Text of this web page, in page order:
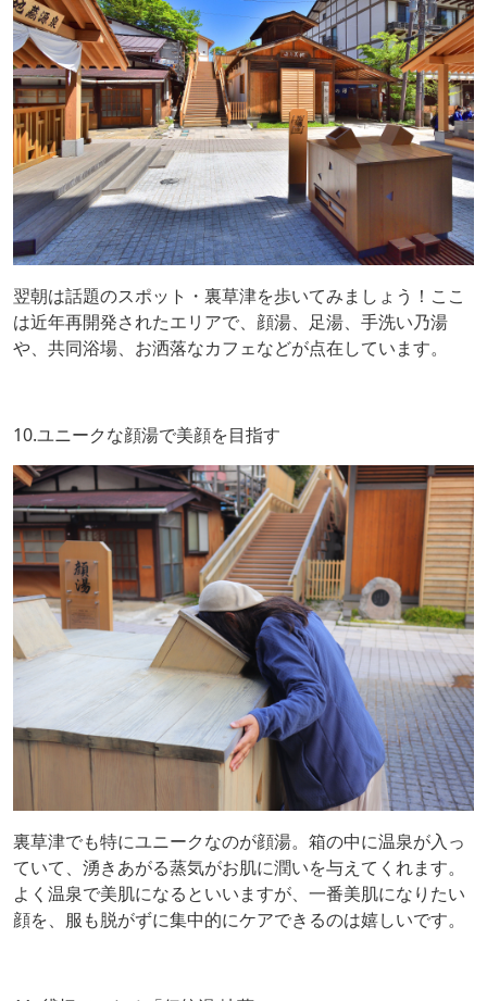
翌朝は話題のスポット・裏草津を歩いてみましょう！ここ
は近年再開発されたエリアで、顔湯、足湯、手洗い乃湯
や、共同浴場、お洒落なカフェなどが点在しています。
10.ユニークな顔湯で美顔を目指す
裏草津でも特にユニークなのが顔湯。箱の中に温泉が入っ
ていて、湧きあがる蒸気がお肌に潤いを与えてくれます。
よく温泉で美肌になるといいますが、一番美肌になりたい
顔を、服も脱がずに集中的にケアできるのは嬉しいです。